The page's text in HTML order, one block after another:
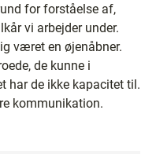
for forståelse af,
vi arbejder under.
været en øjenåbner.
de kunne i
har de ikke kapacitet til.
kommunikation.